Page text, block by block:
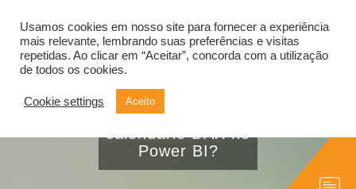
Alternar
Como criar um
calendario DAX no
Power BI?
Usamos cookies em nosso site para fornecer a experiência
mais relevante, lembrando suas preferências e visitas
repetidas. Ao clicar em “Aceitar”, concorda com a utilização
de todos os cookies.
Cookie settings Aceito